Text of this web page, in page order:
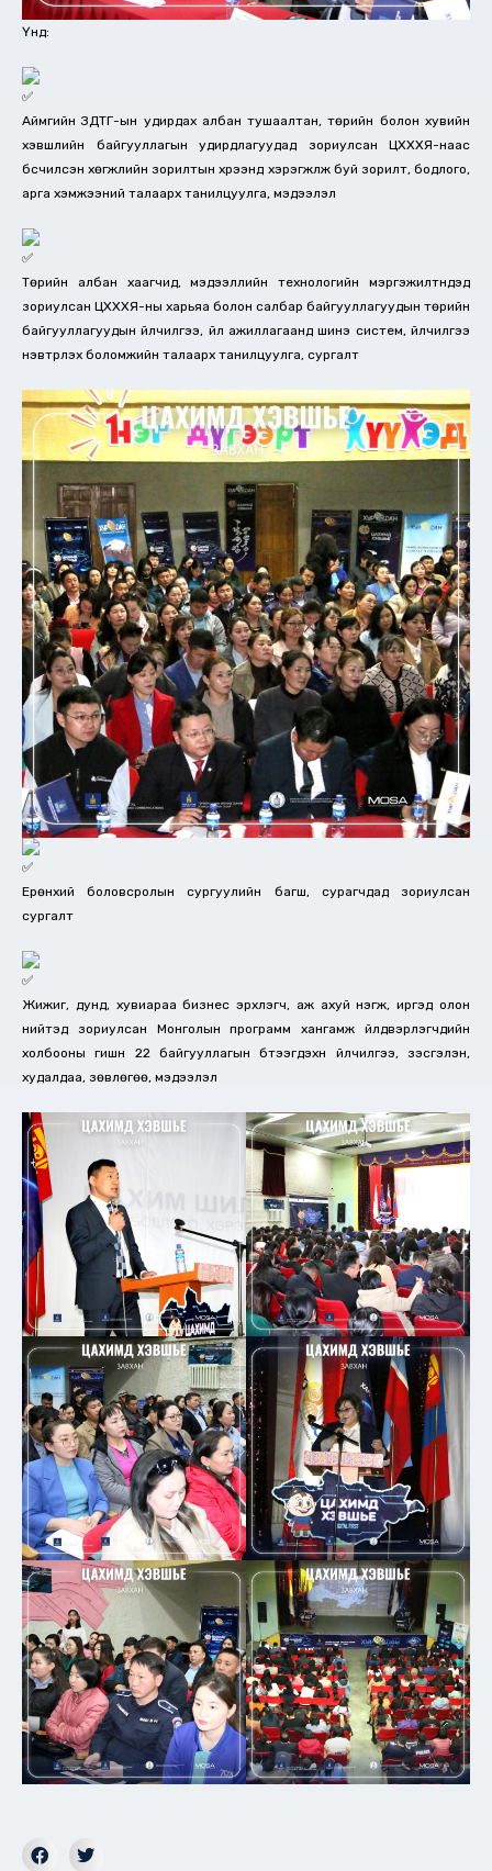
Үүнд:
Аймгийн ЗДТГ-ын удирдах албан тушаалтан, төрийн болон хувийн
хэвшлийн байгууллагын удирдлагуудад зориулсан ЦХХХЯ-наас
бүсчилсэн хөгжлийн зорилтын хүрээнд хэрэгжүүлж буй зорилт, бодлого,
арга хэмжээний талаарх танилцуулга, мэдээлэл
Төрийн албан хаагчид, мэдээллийн технологийн мэргэжилтнүүдэд
зориулсан ЦХХХЯ-ны харьяа болон салбар байгууллагуудын төрийн
байгууллагуудын үйлчилгээ, үйл ажиллагаанд шинэ систем, үйлчилгээ
нэвтрүүлэх боломжийн талаарх танилцуулга, сургалт
Ерөнхий боловсролын сургуулийн багш, сурагчдад зориулсан
сургалт
Жижиг, дунд, хувиараа бизнес эрхлэгч, аж ахуй нэгж, иргэд олон
нийтэд зориулсан Монголын программ хангамж үйлдвэрлэгчдийн
холбооны гишүүн 22 байгууллагын бүтээгдэхүүн үйлчилгээ, үзэсгэлэн,
худалдаа, зөвлөгөө, мэдээлэл